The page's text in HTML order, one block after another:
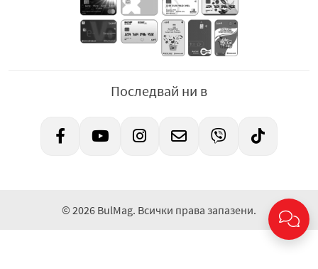
Последвай ни в
© 2026 BulMag. Всички права запазени.